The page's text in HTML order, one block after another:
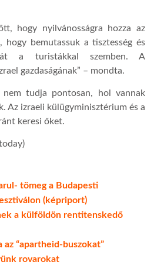
hogy nyilvánosságra hozza az
hogy bemutassuk a tisztesség és
a turistákkal szemben. A
gazdaságának” – mondta.
nem tudja pontosan, hol vannak
Az izraeli külügyminisztérium és a
keresi őket.
tömeg a Budapesti
(képriport)
a külföldön rentitenskedő
“apartheid-buszokat”
rovarokat